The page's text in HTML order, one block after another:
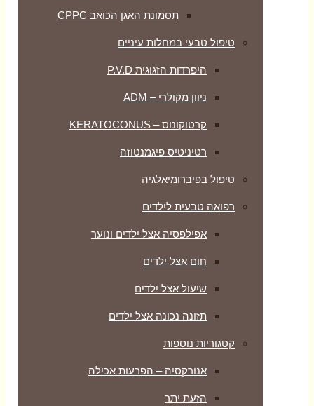
תסמונת האגן הכואב CPPC
טיפול טבעי במחלות עיניים
היפרדות הזגוגית P.V.D
ניוון מקולרי – ADM
קרטוקונוס – KERATOCONUS
רטיניטיס פיגמנטוזה
טיפול בפיברומיאלגיה
רפואה טבעית לילדים
אפילפסיה אצל ילדים ונוער
חום אצל ילדים
שיעול אצל ילדים
תזונה נכונה אצל ילדים
קטגוריות נוספות
אנורקסיה – הפרעות אכילה
הזעת יתר